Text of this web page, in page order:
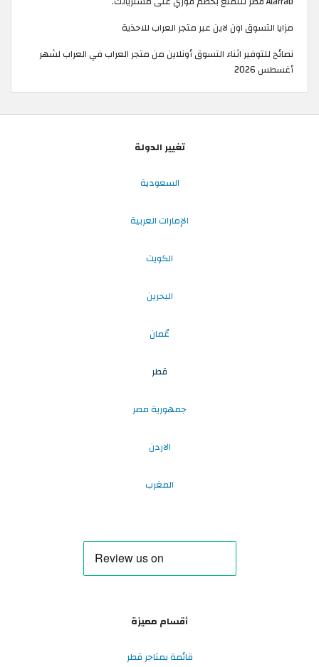
مزايا التسوق اون لاين عبر متجر العراب للاحذية
نصائح للتوفير اثناء التسوق أونلاين من متجر العراب في العراب لشهر
أغسطس 2026
تغيير الدولة
السعودية
الإمارات العربية
الكويت
البحرين
عُمان
قطر
جمهورية مصر
الاردن
المغرب
أقسام مميزة
قائمة بمتاجر قطر